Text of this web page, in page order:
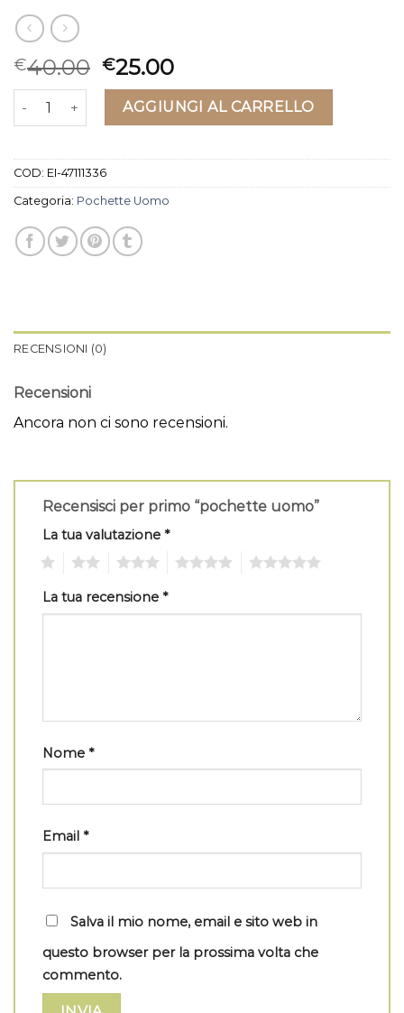
€40.00 €25.00
pochette uomo quantitàAGGIUNGI AL CARRELLO
COD: EI-47111336
Categoria: Pochette Uomo
RECENSIONI (0)
Recensioni
Ancora non ci sono recensioni.
Recensisci per primo “pochette uomo”
La tua valutazione *
La tua recensione *
Nome *
Email *
Salva il mio nome, email e sito web in
questo browser per la prossima volta che
commento.